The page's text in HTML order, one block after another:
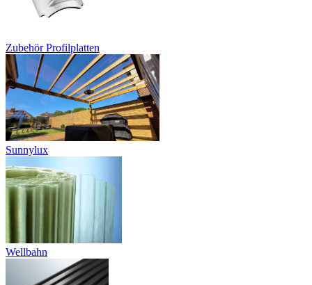
Zubehör Profilplatten
Sunnylux
Wellbahn